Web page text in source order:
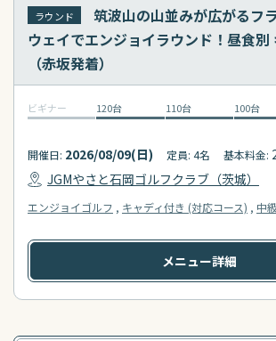
ラウンド
筑波山の山並みが広がるフ
ウェイでエンジョイラウンド！昼食別
（赤坂発着）
ビギナー 120台 110台 100台
開催日: 2026/08/09(日) 定員: 4名 基本料金:
JGMやさと石岡ゴルフクラブ（茨城）
エンジョイゴルフ キャディ付き (対応コース) 中
メニュー詳細